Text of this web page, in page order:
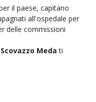
il paese, capitano
all'ospedale per
delle commissioni
Meda ti